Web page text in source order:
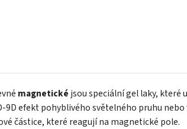
magnetické jsou speciální gel laky, které
9D efekt pohyblivého světelného pruhu nebo
částice, které reagují na magnetické pole.